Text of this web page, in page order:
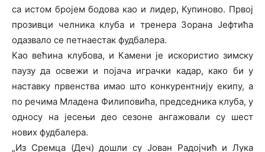
са истом бројем бодова као и лидер, Купиново. Првој
прозивци челника клуба и тренера Зорана Јефтића
одазвало се петнаестак фудбалера.
Као већина клубова, и Камени је искористио зимску
паузу да освежи и појача играчки кадар, како би у
наставку првенства имао што конкурентнију екипу, а
по речима Младена Филиповића, председника клуба, у
односу на јесењи део сезоне ангажовали су шест
нових фудбалера.
„Из Сремца (Деч) дошли су Јован Радојчић и Лука